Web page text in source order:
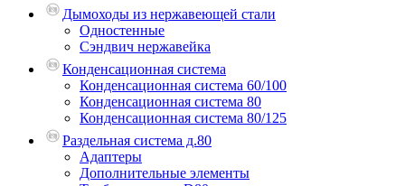
Дымоходы из нержавеющей стали
Одностенные
Сэндвич нержавейка
Конденсационная система
Конденсационная система 60/100
Конденсационная система 80
Конденсационная система 80/125
Раздельная система д.80
Адаптеры
Дополнительные элементы